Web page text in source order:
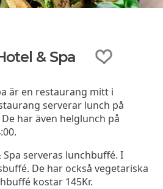
& Spa
är en restaurang mitt i
serverar lunch på
De har även helglunch på
Spa serveras lunchbuffé. I
De har också vegetariska
kostar 145Kr.